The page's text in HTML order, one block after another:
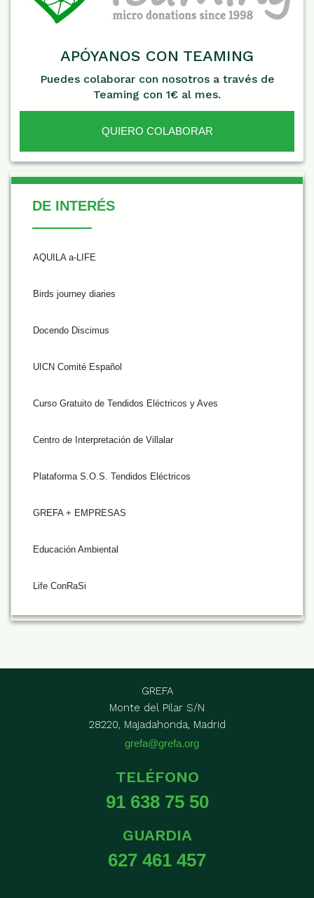
APÓYANOS CON TEAMING
Puedes colaborar con nosotros a través de
Teaming con 1€ al mes.
QUIERO COLABORAR
De Interés
DE INTERÉS
AQUILA a-LIFE
Birds journey diaries
Docendo Discimus
UICN Comité Español
Curso Gratuito de Tendidos Eléctricos y Aves
Centro de Interpretación de Villalar
Plataforma S.O.S. Tendidos Eléctricos
GREFA + EMPRESAS
Educación Ambiental
Life ConRaSi
GREFA
Monte del Pilar S/N
28220, Majadahonda, Madrid
grefa@grefa.org
TELÉFONO
91 638 75 50
GUARDIA
627 461 457